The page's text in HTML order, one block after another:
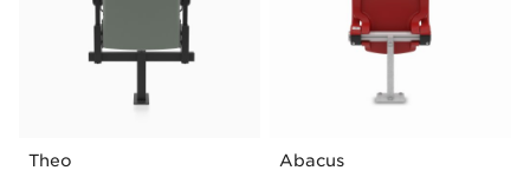
Theo Abacus